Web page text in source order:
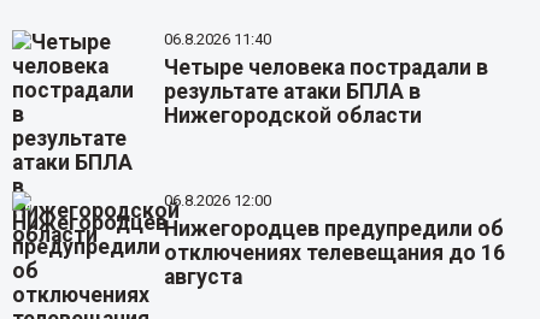
06.8.2026 11:40
Четыре человека пострадали в
результате атаки БПЛА в
Нижегородской области
06.8.2026 12:00
Нижегородцев предупредили об
отключениях телевещания до 16
августа